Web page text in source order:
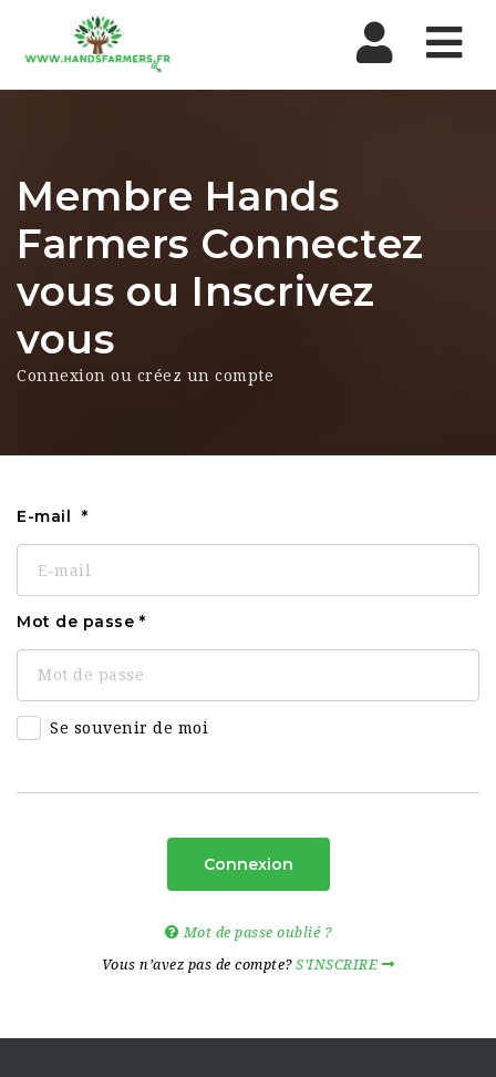
Membre Hands
Farmers Connectez
vous ou Inscrivez
vous
Connexion ou créez un compte
E-mail
Mot de passe
Se souvenir de moi
Connexion
Mot de passe oublié ?
Vous n’avez pas de compte?S’INSCRIRE